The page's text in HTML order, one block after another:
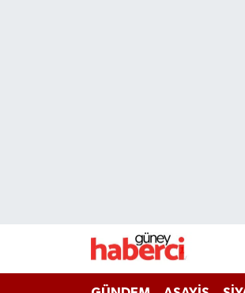
Haber Arşivi